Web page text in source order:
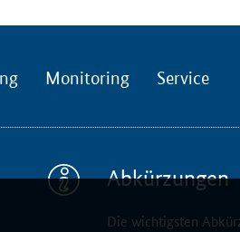
Monitoring Service
Abkürzungen
Die wichtigsten